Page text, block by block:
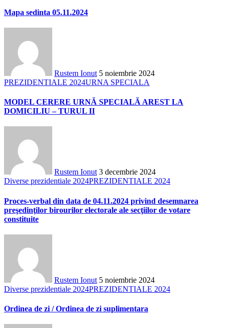
Mapa sedinta 05.11.2024
Rustem Ionut 5 noiembrie 2024
PREZIDENTIALE 2024URNA SPECIALA
MODEL CERERE URNĂ SPECIALĂ AREST LA
DOMICILIU – TURUL II
Rustem Ionut 3 decembrie 2024
Diverse prezidentiale 2024PREZIDENTIALE 2024
Proces-verbal din data de 04.11.2024 privind desemnarea
preşedinţilor birourilor electorale ale secţiilor de votare
constituite
Rustem Ionut 5 noiembrie 2024
Diverse prezidentiale 2024PREZIDENTIALE 2024
Ordinea de zi / Ordinea de zi suplimentara